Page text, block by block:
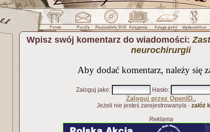
Wpisz swój komentarz do wiadomości:
neurochirurgii
Aby dodać komentarz, należy się
Zaloguj jako: Hasło:
Zaloguj przez OpenID..
Jeżeli nie jesteś zarejestrowany/a - załóż
Reklama